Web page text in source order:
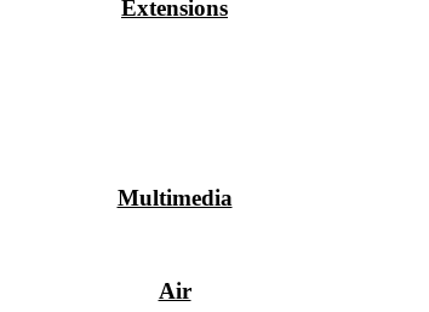
Extensions
Multimedia
Air